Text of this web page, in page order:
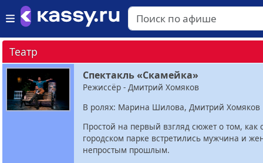
Театр
Спектакль «Скамейка»
Режиссёр - Дмитрий Хомяков
В ролях: Марина Шилова, Дмитрий Хомяков
Простой на первый взгляд сюжет о том,
городском парке встретились мужчина и
непростым прошлым.